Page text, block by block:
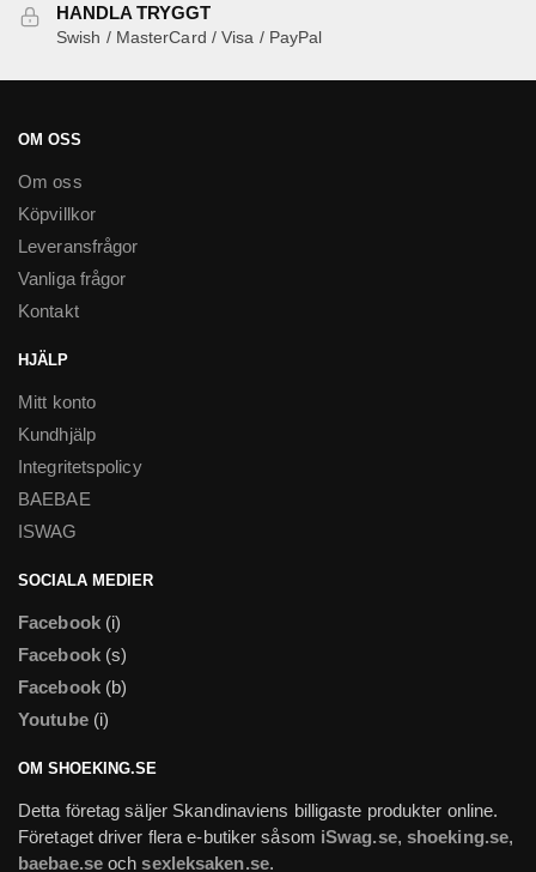
produktsidan
HANDLA TRYGGT
Swish / MasterCard / Visa / PayPal
OM OSS
Om oss
Köpvillkor
Leveransfrågor
Vanliga frågor
Kontakt
HJÄLP
Mitt konto
Kundhjälp
Integritetspolicy
BAEBAE
ISWAG
SOCIALA MEDIER
Facebook(i)
Facebook(s)
Facebook(b)
Youtube(i)
OM SHOEKING.SE
Detta företag säljer Skandinaviens billigaste produkter online.
Företaget driver flera e-butiker såsom iSwag.se, shoeking.se,
baebae.seochsexleksaken.se.